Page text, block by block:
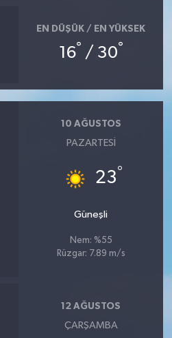
EN DÜŞÜK / EN YÜKSEK
16° / 30°
10 AĞUSTOS
PAZARTESI
23°
Güneşli
Nem: %55
Rüzgar: 7.89 m/s
12 AĞUSTOS
ÇARŞAMBA